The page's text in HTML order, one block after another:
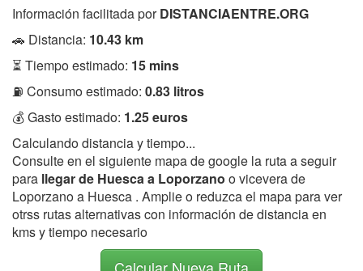
Información facilitada porDISTANCIAENTRE.ORG
🚗 Distancia: 10.43 km
⏳ Tiempo estimado: 15 mins
⛽ Consumo estimado: 0.83 litros
💰 Gasto estimado: 1.25 euros
Calculando distancia y tiempo...
Consulte en el siguiente mapa de google la ruta a seguir
para llegar de Huesca a Loporzano o vicevera de
Loporzano a Huesca . Amplie o reduzca el mapa para ver
otrss rutas alternativas con información de distancia en
kms y tiempo necesario